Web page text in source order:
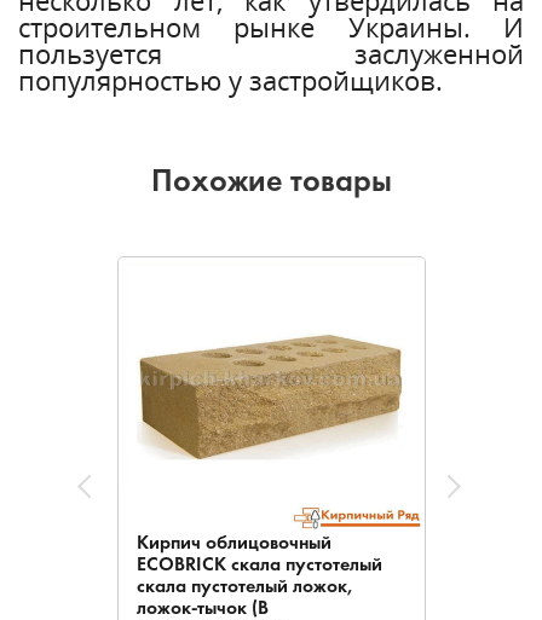
строительном рынке Украины. И
пользуется заслуженной
популярностью у застройщиков.
Похожие товары
Кирпич облицовочный
ECOBRICK скала пустотелый
скала пустотелый ложок,
ложок-тычок (В